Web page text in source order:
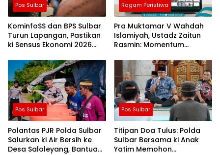
Pos Sulbar
KominfoSS dan BPS Sulbar
Turun Lapangan, Pastikan
ki Sensus Ekonomi 2026
Akurat
Ragam Peristiwa
Pra Muktamar V Wahdah
Islamiyah, Ustadz Zaitun
Rasmin: Momentum
Evaluasi Perjalanan
Dakwah
Pos Sulbar
Polantas PJR Polda Sulbar
Salurkan ki Air Bersih ke
Desa Saloleyang, Bantuan
Pos Sulbar
Titipan Doa Tulus: Polda
Sulbar Bersama ki Anak
Yatim Memohon